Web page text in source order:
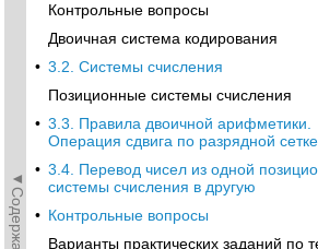
Контрольные вопросы
Двоичная система кодирования
• 3.2. Системы счисления
Позиционные системы счисления
• 3.3. Правила двоичной арифметики.
Операция сдвига по разрядной сетке
• 3.4. Перевод чисел из одной
системы счисления в другую
• Контрольные вопросы
Варианты практических заданий по